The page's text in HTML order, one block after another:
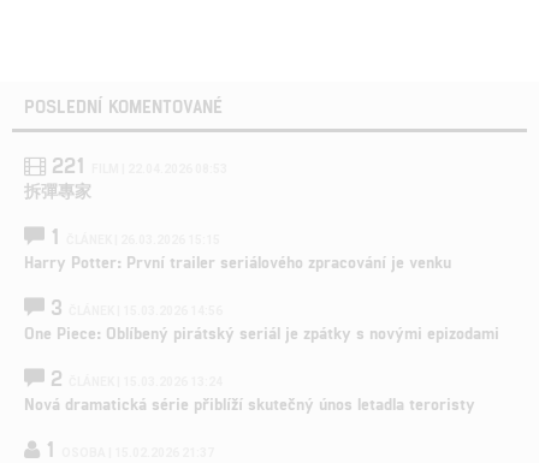
POSLEDNÍ KOMENTOVANÉ
221
拆彈專家
1
Harry Potter: První trailer seriálového zpracování je venku
3
One Piece: Oblíbený pirátský seriál je zpátky s novými epizodami
2
Nová dramatická série přiblíží skutečný únos letadla teroristy
1